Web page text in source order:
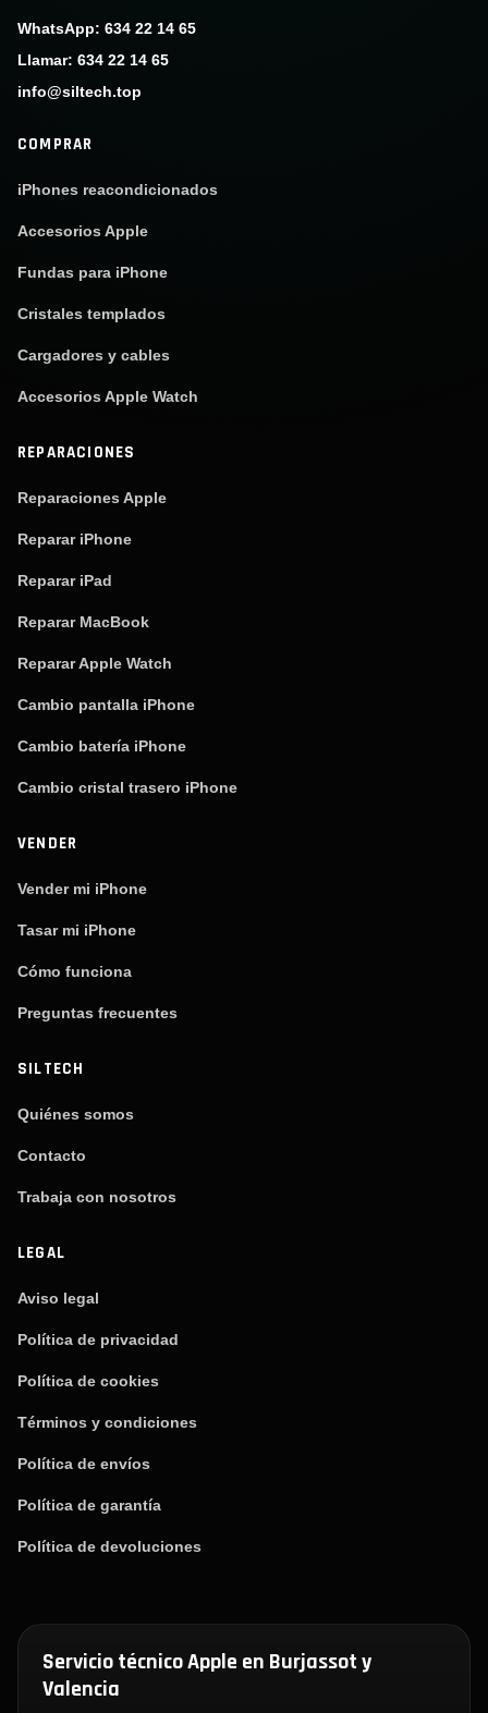
WhatsApp: 634 22 14 65
Llamar: 634 22 14 65
info@siltech.top
COMPRAR
iPhones reacondicionados
Accesorios Apple
Fundas para iPhone
Cristales templados
Cargadores y cables
Accesorios Apple Watch
REPARACIONES
Reparaciones Apple
Reparar iPhone
Reparar iPad
Reparar MacBook
Reparar Apple Watch
Cambio pantalla iPhone
Cambio batería iPhone
Cambio cristal trasero iPhone
VENDER
Vender mi iPhone
Tasar mi iPhone
Cómo funciona
Preguntas frecuentes
SILTECH
Quiénes somos
Contacto
Trabaja con nosotros
LEGAL
Aviso legal
Política de privacidad
Política de cookies
Términos y condiciones
Política de envíos
Política de garantía
Política de devoluciones
Servicio técnico Apple en Burjassot y
Valencia